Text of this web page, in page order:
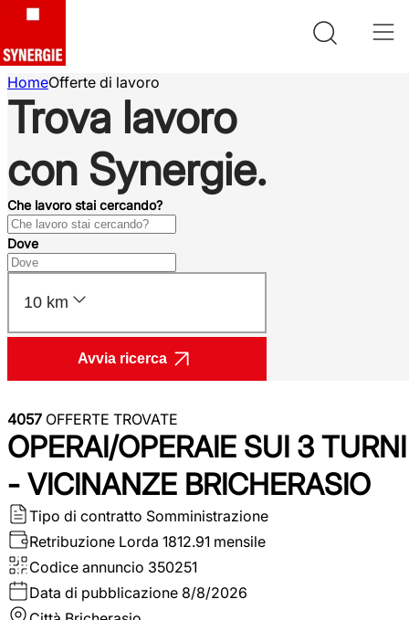
HomeOfferte di lavoro
Trova lavoro
con Synergie.
Che lavoro stai cercando?
Dove
10 km
Avvia ricerca
4057 OFFERTE TROVATE
OPERAI/OPERAIE SUI 3 TURNI
- VICINANZE BRICHERASIO
Tipo di contratto Somministrazione
Retribuzione Lorda 1812.91 mensile
Codice annuncio 350251
Data di pubblicazione 8/8/2026